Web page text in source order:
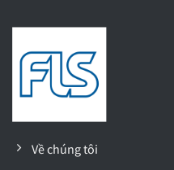
Về chúng tôi